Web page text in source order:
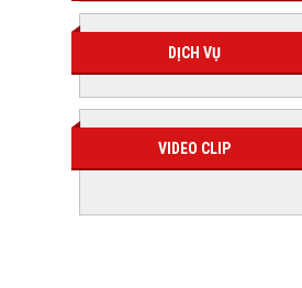
DỊCH VỤ
VIDEO CLIP